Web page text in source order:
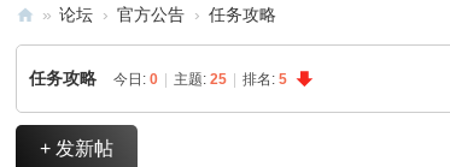
星
语
魔
» 论坛 › 官方公告 › 任务攻略
任务攻略 今日:0 主题:25 排名:5
+ 发新帖